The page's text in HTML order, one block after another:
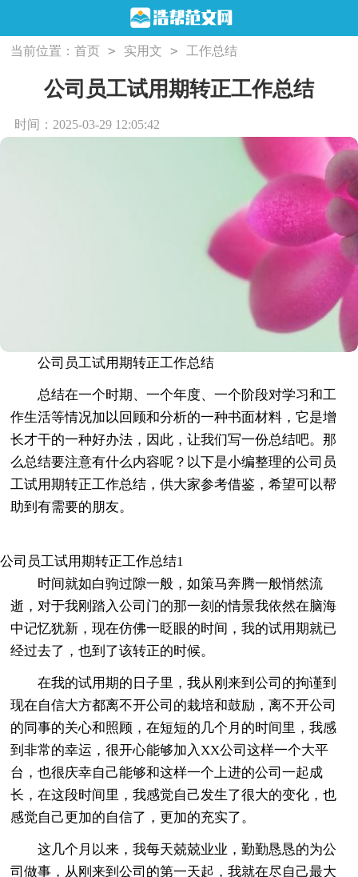
当前位置：首页 > 实用文 > 工作总结
公司员工试用期转正工作总结
时间：2025-03-29 12:05:42
公司员工试用期转正工作总结
总结在一个时期、一个年度、一个阶段对学习和工
作生活等情况加以回顾和分析的一种书面材料，它是增
长才干的一种好办法，因此，让我们写一份总结吧。那
么总结要注意有什么内容呢？以下是小编整理的公司员
工试用期转正工作总结，供大家参考借鉴，希望可以帮
助到有需要的朋友。
公司员工试用期转正工作总结1
时间就如白驹过隙一般，如策马奔腾一般悄然流
逝，对于我刚踏入公司门的那一刻的情景我依然在脑海
中记忆犹新，现在仿佛一眨眼的时间，我的试用期就已
经过去了，也到了该转正的时候。
在我的试用期的日子里，我从刚来到公司的拘谨到
现在自信大方都离不开公司的栽培和鼓励，离不开公司
的同事的关心和照顾，在短短的几个月的时间里，我感
到非常的幸运，很开心能够加入XX公司这样一个大平
台，也很庆幸自己能够和这样一个上进的公司一起成
长，在这段时间里，我感觉自己发生了很大的变化，也
感觉自己更加的自信了，更加的充实了。
这几个月以来，我每天兢兢业业，勤勤恳恳的为公
司做事，从刚来到公司的第一天起，我就在尽自己最大